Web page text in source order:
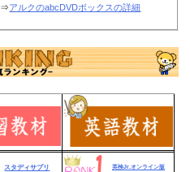
⇒アルクのabcDVDボックスの詳細
スタディサプリ 英検Jr.オンライン版